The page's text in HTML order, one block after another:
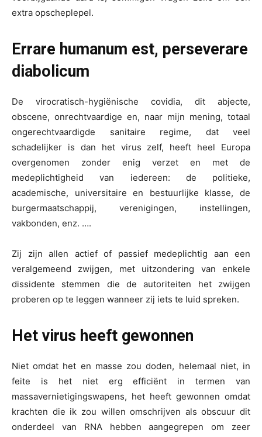
extra opscheplepel.
Errare humanum est, perseverare
diabolicum
De virocratisch-hygiënische covidia, dit abjecte,
obscene, onrechtvaardige en, naar mijn mening, totaal
ongerechtvaardigde sanitaire regime, dat veel
schadelijker is dan het virus zelf, heeft heel Europa
overgenomen zonder enig verzet en met de
medeplichtigheid van iedereen: de politieke,
academische, universitaire en bestuurlijke klasse, de
burgermaatschappij, verenigingen, instellingen,
vakbonden, enz. ….
Zij zijn allen actief of passief medeplichtig aan een
veralgemeend zwijgen, met uitzondering van enkele
dissidente stemmen die de autoriteiten het zwijgen
proberen op te leggen wanneer zij iets te luid spreken.
Het virus heeft gewonnen
Niet omdat het en masse zou doden, helemaal niet, in
feite is het niet erg efficiënt in termen van
massavernietigingswapens, het heeft gewonnen omdat
krachten die ik zou willen omschrijven als obscuur dit
onderdeel van RNA hebben aangegrepen om zeer